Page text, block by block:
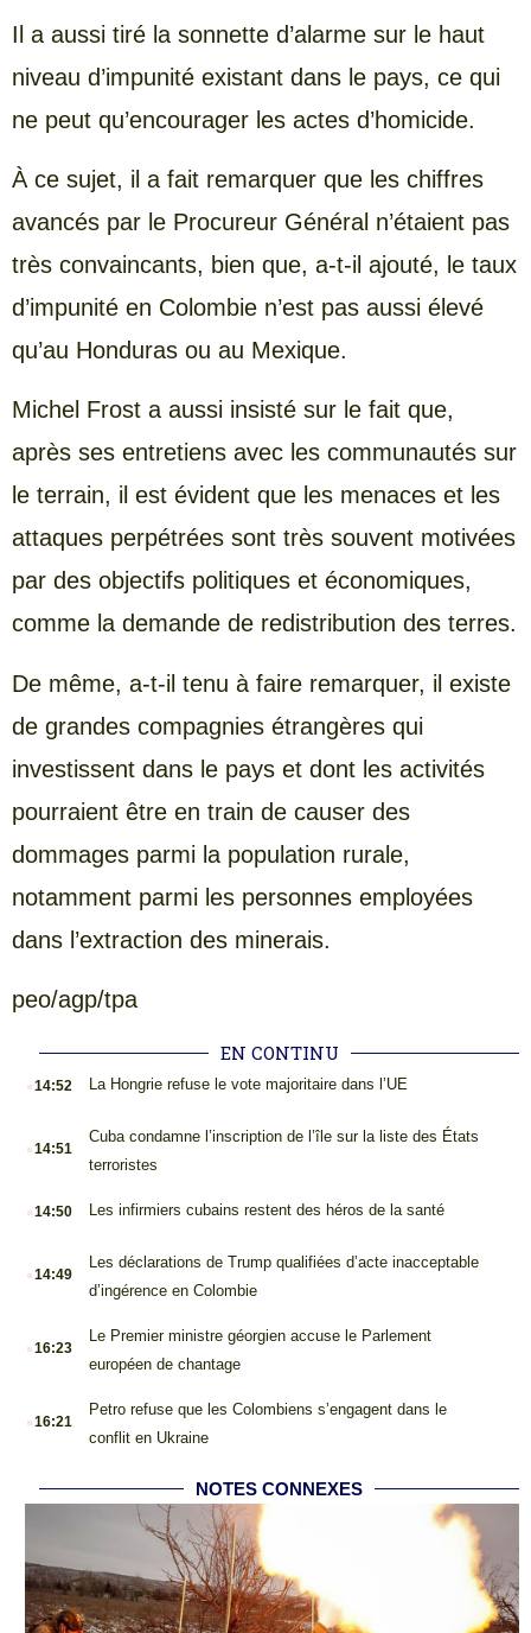
Il a aussi tiré la sonnette d’alarme sur le haut
niveau d’impunité existant dans le pays, ce qui
ne peut qu’encourager les actes d’homicide.
À ce sujet, il a fait remarquer que les chiffres
avancés par le Procureur Général n’étaient pas
très convaincants, bien que, a-t-il ajouté, le taux
d’impunité en Colombie n’est pas aussi élevé
qu’au Honduras ou au Mexique.
Michel Frost a aussi insisté sur le fait que,
après ses entretiens avec les communautés sur
le terrain, il est évident que les menaces et les
attaques perpétrées sont très souvent motivées
par des objectifs politiques et économiques,
comme la demande de redistribution des terres.
De même, a-t-il tenu à faire remarquer, il existe
de grandes compagnies étrangères qui
investissent dans le pays et dont les activités
pourraient être en train de causer des
dommages parmi la population rurale,
notamment parmi les personnes employées
dans l’extraction des minerais.
peo/agp/tpa
EN CONTINU
.14:52 La Hongrie refuse le vote majoritaire dans l’UE
.14:51
Cuba condamne l’inscription de l’île sur la liste des États
terroristes
.14:50 Les infirmiers cubains restent des héros de la santé
.14:49
Les déclarations de Trump qualifiées d’acte inacceptable
d’ingérence en Colombie
.16:23
Le Premier ministre géorgien accuse le Parlement
européen de chantage
.16:21
Petro refuse que les Colombiens s’engagent dans le
conflit en Ukraine
NOTES CONNEXES